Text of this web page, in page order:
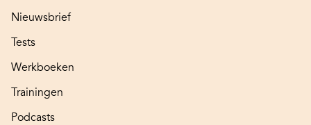
Nieuwsbrief
Tests
Werkboeken
Trainingen
Podcasts